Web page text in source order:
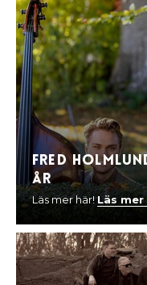
Fred
år
Läs mer här!Läs mer